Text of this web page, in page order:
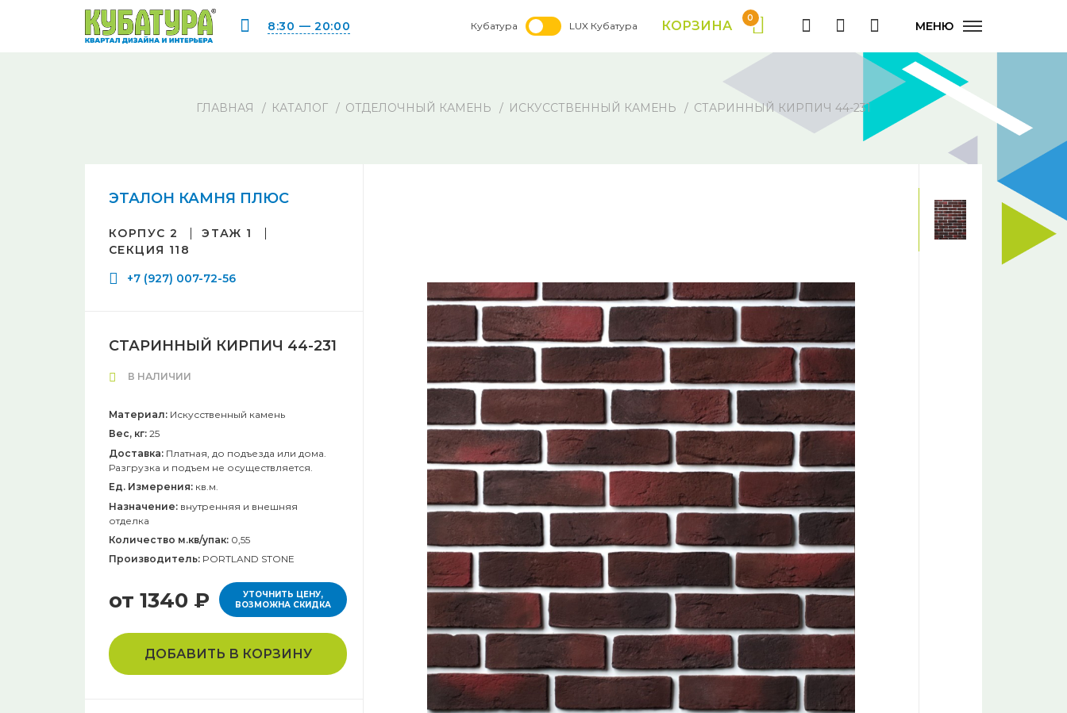
8:30 — 20:00 Кубатура LUX Кубатура КОРЗИНА
0
МЕНЮ
ГЛАВНАЯ КАТАЛОГ ОТДЕЛОЧНЫЙ КАМЕНЬ ИСКУССТВЕННЫЙ КАМЕНЬ СТАРИННЫЙ КИРПИЧ 44-231
ЭТАЛОН КАМНЯ ПЛЮС
КОРПУС 2
ЭТАЖ 1
СЕКЦИЯ 118
+7 (927) 007-72-56
СТАРИННЫЙ КИРПИЧ 44-231
В НАЛИЧИИ
Материал: Искусственный камень
Вес, кг: 25
Доставка: Платная, до подъезда или дома.
Разгрузка и подъем не осуществляется.
Ед. Измерения: кв.м.
Назначение: внутренняя и внешняя
отделка
Количество м.кв/упак: 0,55
Производитель: PORTLAND STONE
от 1340 ₽
УТОЧНИТЬ ЦЕНУ,
ВОЗМОЖНА СКИДКА
ДОБАВИТЬ В КОРЗИНУ